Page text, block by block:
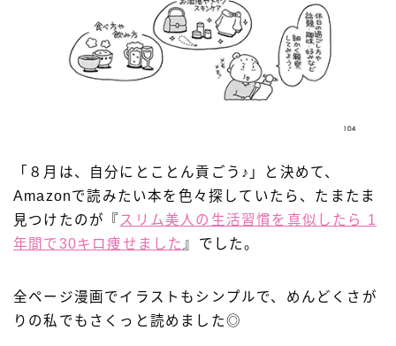
「８月は、自分にとことん貢ごう♪」と決めて、
Amazonで読みたい本を色々探していたら、たまたま
見つけたのが『 スリム美人の生活習慣を真似したら 1
年間で30キロ痩せました 』でした。
全ページ漫画でイラストもシンプルで、めんどくさが
りの私でもさくっと読めました◎